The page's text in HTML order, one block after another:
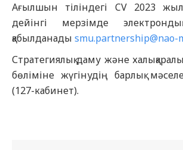
Ағылшын тіліндегі CV 2023
дейінгі мерзімде
қабылданады smu.partnership@nao-
Стратегиялық даму және
бөліміне жүгінудің барлық
(127-кабинет).